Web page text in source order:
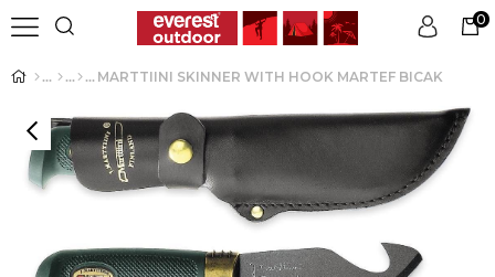
Üye Girişi Üye Ol
0
MARTTIINI SKINNER WITH HOOK MARTEF BICAK